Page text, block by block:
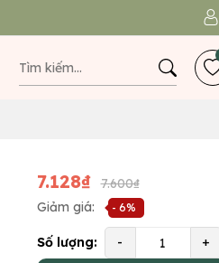
7.128₫
7.600₫
Giảm giá:
- 6%
Số lượng: - +